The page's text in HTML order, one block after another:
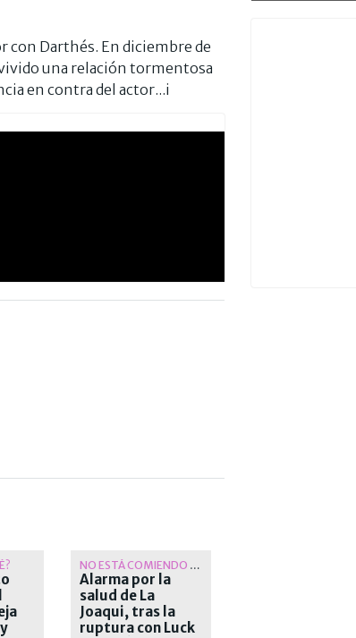
con Darthés. En diciembre de
una relación tormentosa
en contra del actor...i
NO ESTÁ COMIENDO BIEN
Alarma por la
salud de La
Joaqui, tras la
ruptura con Luck